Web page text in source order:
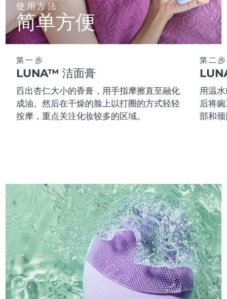
使用方法
简单方便
第一步
LUNA™ 洁面膏
舀出杏仁大小的香膏，用手指摩擦直至融化
成油。然后在干燥的脸上以打圈的方式轻轻
按摩，重点关注化妆较多的区域。
第二步
用温
后将
部和